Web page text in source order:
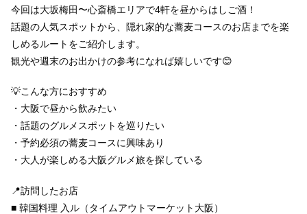
今回は大坂梅田〜心斎橋エリアで4軒を昼からはしご酒！
話題の人気スポットから、隠れ家的な蕎麦コースのお店までを楽
しめるルートをご紹介します。
観光や週末のお出かけの参考になれば嬉しいです😊
💡こんな方におすすめ
・大阪で昼から飲みたい
・話題のグルメスポットを巡りたい
・予約必須の蕎麦コースに興味あり
・大人が楽しめる大阪グルメ旅を探している
📍訪問したお店
■ 韓国料理 入ル（タイムアウトマーケット大阪）